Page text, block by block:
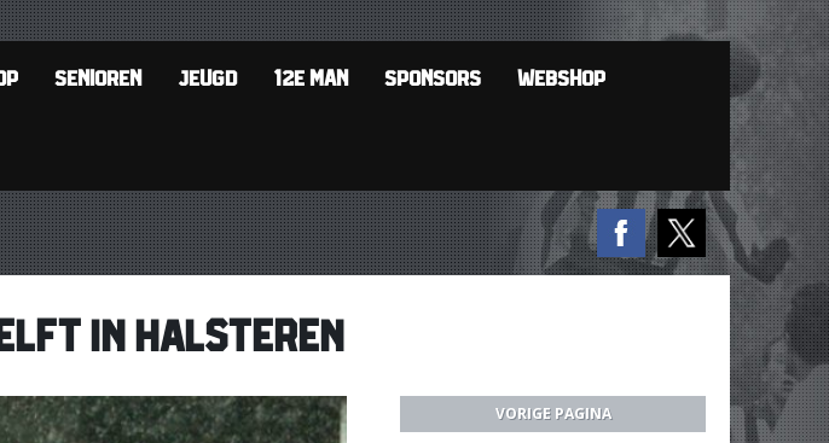
SENIOREN JEUGD 12E MAN SPONSORS WEBSHOP
IN HALSTEREN
VORIGE PAGINA